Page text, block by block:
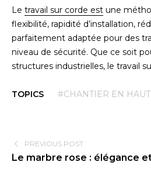
Le travail sur corde est une
flexibilité, rapidité d’installation,
parfaitement adaptée pour des
niveau de sécurité. Que ce soit
structures industrielles, le travail
TOPICS #CHANTIER EN
PREVIOUS POST
Le marbre rose : élégance